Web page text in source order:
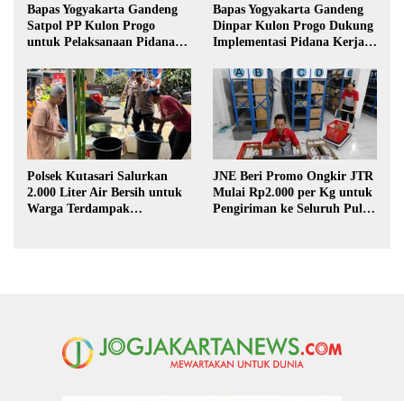
Bapas Yogyakarta Gandeng
Satpol PP Kulon Progo
untuk Pelaksanaan Pidana
Bapas Yogyakarta Gandeng
Dinpar Kulon Progo Dukung
Implementasi Pidana Kerja
Polsek Kutasari Salurkan
2.000 Liter Air Bersih untuk
Warga Terdampak
JNE Beri Promo Ongkir JTR
Mulai Rp2.000 per Kg untuk
Pengiriman ke Seluruh Pulau